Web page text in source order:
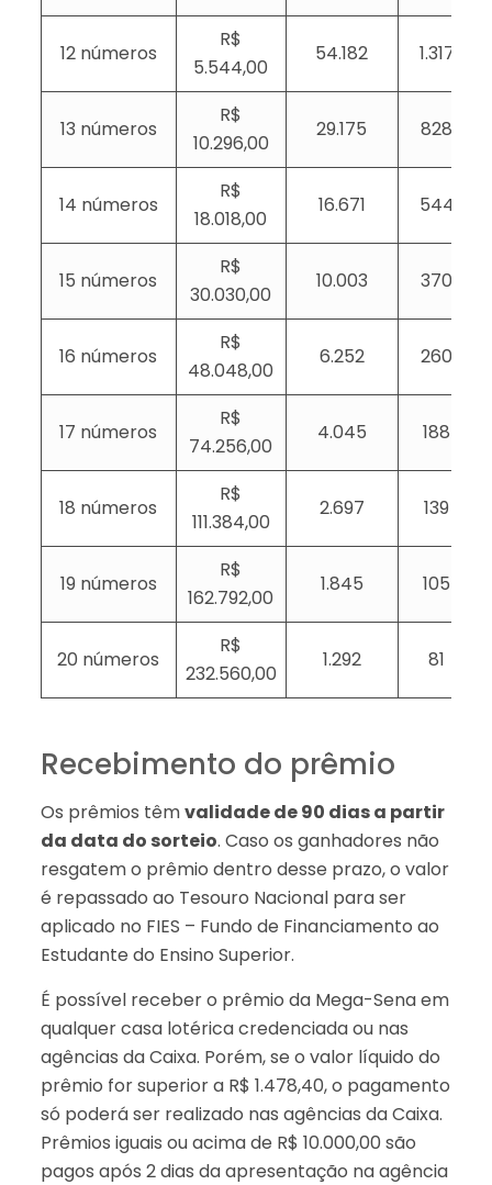
12 números
R$
5.544,00
54.182 1.317
13 números
R$
10.296,00
29.175 828
14 números
R$
18.018,00
16.671 544
15 números
R$
30.030,00
10.003 370
16 números
R$
48.048,00
6.252 260
17 números
R$
74.256,00
4.045 188
18 números
R$
111.384,00
2.697 139
19 números
R$
162.792,00
1.845 105
20 números
R$
232.560,00
1.292 81
Recebimento do prêmio
Os prêmios têmvalidade de 90 dias a partir
da data do sorteio. Caso os ganhadores não
resgatem o prêmio dentro desse prazo, o valor
é repassado ao Tesouro Nacional para ser
aplicado no FIES – Fundo de Financiamento ao
Estudante do Ensino Superior.
É possível receber o prêmio da Mega-Sena em
qualquer casa lotérica credenciada ou nas
agências da Caixa. Porém, se o valor líquido do
prêmio for superior a R$ 1.478,40, o pagamento
só poderá ser realizado nas agências da Caixa.
Prêmios iguais ou acima de R$ 10.000,00 são
pagos após 2 dias da apresentação na agência